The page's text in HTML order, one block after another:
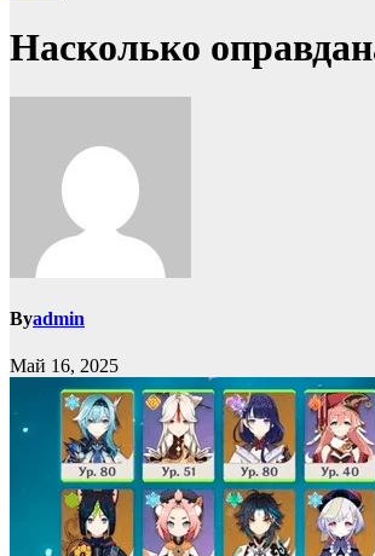
Насколько
Byadmin
Май 16, 2025